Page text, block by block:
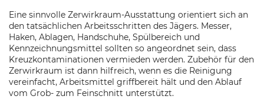
Eine sinnvolle Zerwirkraum-Ausstattung orientiert sich an
den tatsächlichen Arbeitsschritten des Jägers. Messer,
Haken, Ablagen, Handschuhe, Spülbereich und
Kennzeichnungsmittel sollten so angeordnet sein, dass
Kreuzkontaminationen vermieden werden. Zubehör für den
Zerwirkraum ist dann hilfreich, wenn es die Reinigung
vereinfacht, Arbeitsmittel griffbereit hält und den Ablauf
vom Grob- zum Feinschnitt unterstützt.